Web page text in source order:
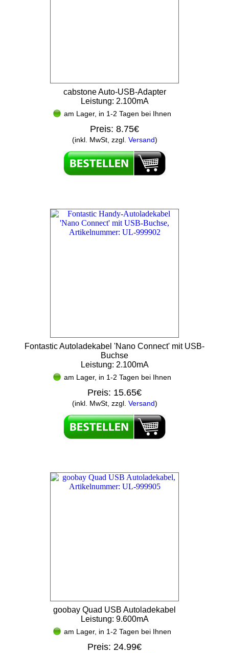
cabstone Auto-USB-Adapter
Leistung: 2.100mA
am Lager, in 1-2 Tagen bei Ihnen
Preis: 8.75€
(inkl. MwSt, zzgl. Versand)
Fontastic Autoladekabel 'Nano Connect' mit USB-
Buchse
Leistung: 2.100mA
am Lager, in 1-2 Tagen bei Ihnen
Preis: 15.65€
(inkl. MwSt, zzgl. Versand)
goobay Quad USB Autoladekabel
Leistung: 9.600mA
am Lager, in 1-2 Tagen bei Ihnen
Preis: 24.99€